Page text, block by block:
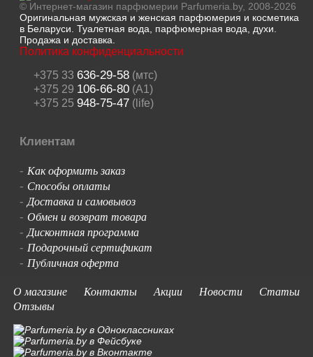
© Интернет-магазин парфюмерии Parfumeria.by, 2008-2026
Оригинальная мужская и женская парфюмерия и косметика
в Беларуси. Туалетная вода, парфюмерная вода, духи.
Продажа и доставка.
Политика конфиденциальности
+375 33 636-29-58(мтс)
+375 29 106-66-80(A1)
+375 25 948-75-47(life)
Клиентам
- Как оформить заказ
- Способы оплаты
-Доставка и самовывоз
- Обмен и возврат товара
-Дисконтная программа
- Подарочный сертификат
- Публичная оферта
О магазине
Контакты Акции Новости
Статьи
Отзывы